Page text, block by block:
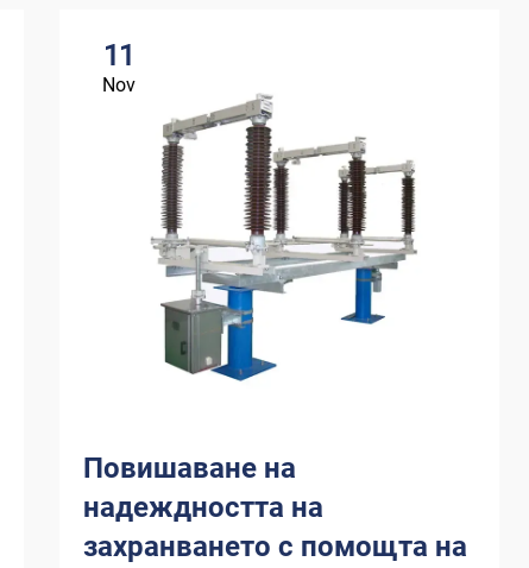
11
Nov
Повишаване на
надеждността на
захранването с помощта на